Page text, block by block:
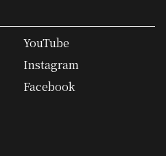
YouTube
Instagram
Facebook